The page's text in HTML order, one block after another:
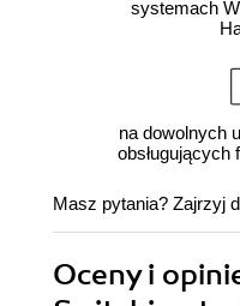
systemach
na dowolnych
obsługujących
Masz pytania? Zajrzyj
Oceny i